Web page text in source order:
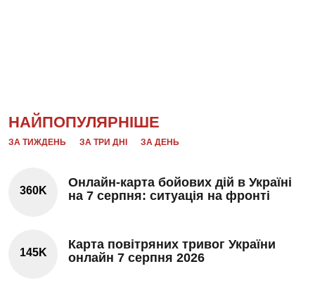
НАЙПОПУЛЯРНІШЕ
ЗА ТИЖДЕНЬ ЗА ТРИ ДНІ ЗА ДЕНЬ
360K
Онлайн-карта бойових дій в Україні
на 7 серпня: ситуація на фронті
145K
Карта повітряних тривог України
онлайн 7 серпня 2026